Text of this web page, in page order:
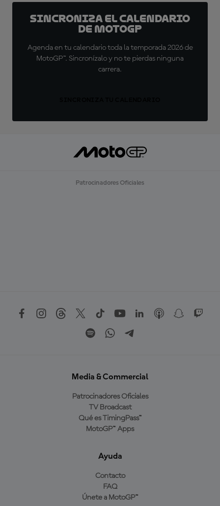
Sincroniza el calendario
de MotoGP
Agenda en tu calendario toda la temporada 2026 de
MotoGP™. Sincronízalo y no te pierdas ninguna
carrera.
Patrocinadores Oficiales
Media & Commercial
Patrocinadores Oficiales
TV Broadcast
Qué es TimingPass™
MotoGP™ Apps
Ayuda
Contacto
FAQ
Únete a MotoGP™